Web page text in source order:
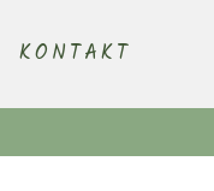
KONTAKT